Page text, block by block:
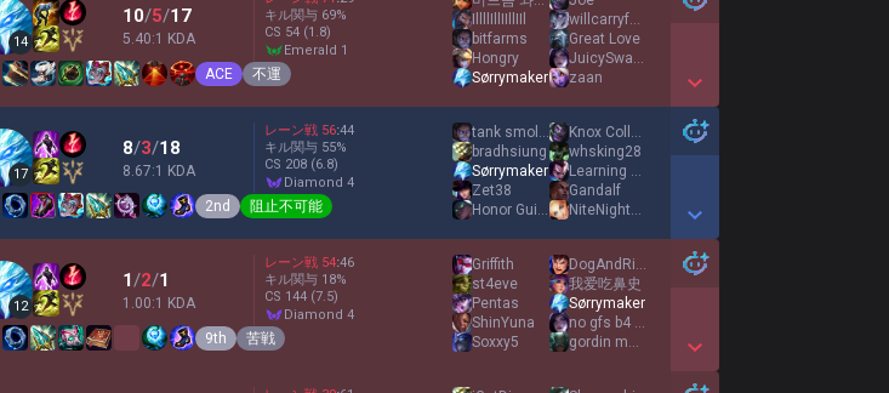
14
10/5/17
5.40:1 KDA
キル関与 69%
CS 54 (1.8)
emerald 1
ACE 不運
bitfarms
Hongry
Sørrymaker
willcarryfortoes
Great Love
JuicySwagg
zaan
Show More Detail Games
17
8/3/18
8.67:1 KDA
レーン戦 56:44
キル関与 55%
CS 208 (6.8)
diamond 4
2nd 阻止不可能
tank smolder
bradhsiung
Sørrymaker
Zet38
Honor Guides Me
Knox College IL
whsking28
Learning Yasuo
Gandalf
NiteNightKid
Show More Detail Games
12
1/2/1
1.00:1 KDA
レーン戦 54:46
キル関与 18%
CS 144 (7.5)
diamond 4
9th 苦戦
Griffith
st4eve
Pentas
ShinYuna
Soxxy5
DogAndRice
我爱吃鼻史
Sørrymaker
no gfs b4 8packs
gordin mortadela
Show More Detail Games